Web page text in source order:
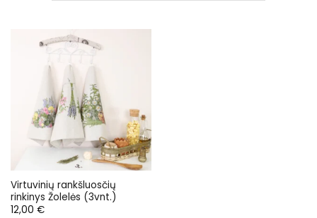
Virtuvinių rankšluosčių
rinkinys Žolelės (3vnt.)
12,00 €